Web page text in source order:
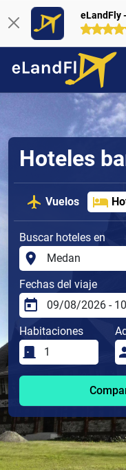
eLandFly
Hoteles
Vuelos
Buscar hoteles en
Fechas del viaje
Habitaciones